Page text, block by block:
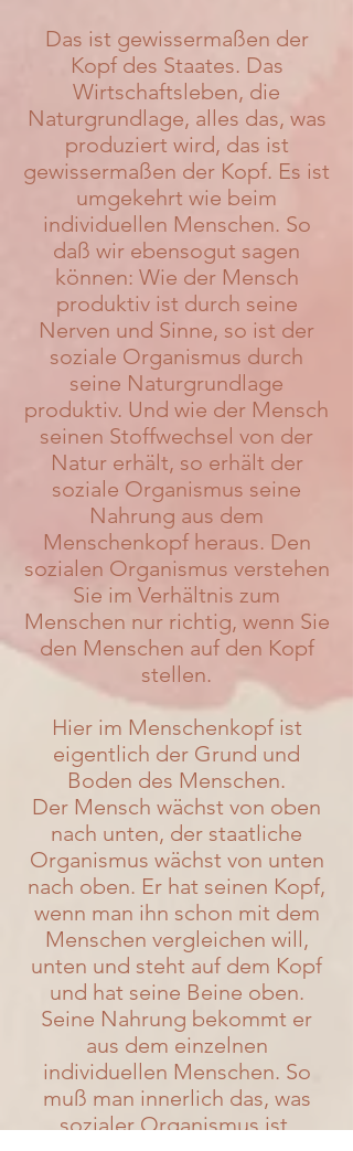
Das ist gewissermaßen der
Kopf des Staates. Das
Wirtschaftsleben, die
Naturgrundlage, alles das, was
produziert wird, das ist
gewissermaßen der Kopf. Es ist
umgekehrt wie beim
individuellen Menschen. So
daß wir ebensogut sagen
können: Wie der Mensch
produktiv ist durch seine
Nerven und Sinne, so ist der
soziale Organismus durch
seine Naturgrundlage
produktiv. Und wie der Mensch
seinen Stoffwechsel von der
Natur erhält, so erhält der
soziale Organismus seine
Nahrung aus dem
Menschenkopf heraus. Den
sozialen Organismus verstehen
Sie im Verhältnis zum
Menschen nur richtig, wenn Sie
den Menschen auf den Kopf
stellen.
Hier im Menschenkopf ist
eigentlich der Grund und
Boden des Menschen.
Der Mensch wächst von oben
nach unten, der staatliche
Organismus wächst von unten
nach oben. Er hat seinen Kopf,
wenn man ihn schon mit dem
Menschen vergleichen will,
unten und steht auf dem Kopf
und hat seine Beine oben.
Seine Nahrung bekommt er
aus dem einzelnen
individuellen Menschen. So
muß man innerlich das, was
sozialer Organismus ist,